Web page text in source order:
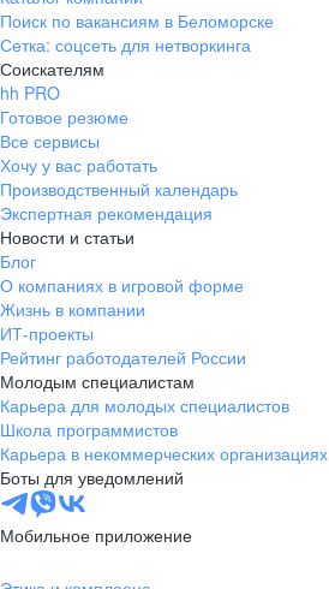
Поиск по вакансиям в Беломорске
Сетка: соцсеть для нетворкинга
Соискателям
hh PRO
Готовое резюме
Все сервисы
Хочу у вас работать
Производственный календарь
Экспертная рекомендация
Новости и статьи
Блог
О компаниях в игровой форме
Жизнь в компании
ИТ-проекты
Рейтинг работодателей России
Молодым специалистам
Карьера для молодых специалистов
Школа программистов
Карьера в некоммерческих организациях
Боты для уведомлений
Мобильное приложение